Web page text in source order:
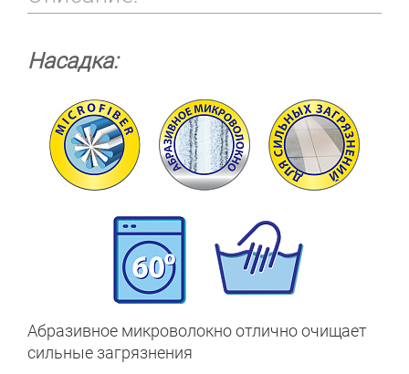
Насадка:
Абразивное микроволокно отлично очищает
сильные загрязнения